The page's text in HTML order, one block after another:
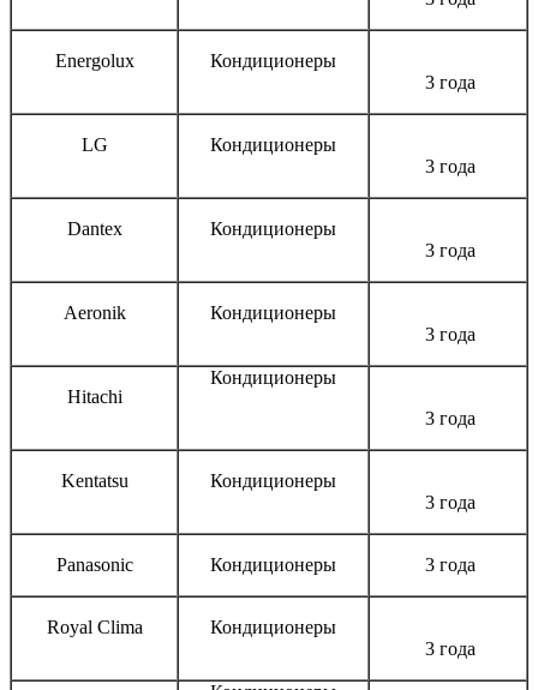
Energolux
Кондиционеры
3 года
LG
Кондиционеры
3 года
Dantex
Кондиционеры
3 года
Aeronik
Кондиционеры
3 года
Hitachi
Кондиционеры
3 года
Kentatsu
Кондиционеры
3 года
Panasonic Кондиционеры 3 года
Royal Clima
Кондиционеры
3 года